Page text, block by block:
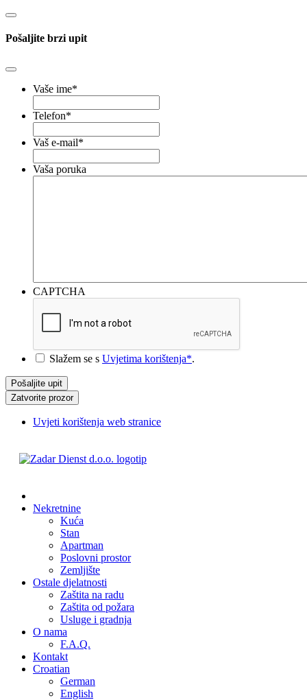
Pošaljite brzi upit
Vaše ime*
Telefon*
Vaš e-mail*
Vaša poruka
CAPTCHA
* Slažem se s Uvjetima korištenja*.
Zatvorite prozor
Uvjeti korištenja web stranice
Nekretnine
Kuća
Stan
Apartman
Poslovni prostor
Zemljište
Ostale djelatnosti
Zaštita na radu
Zaštita od požara
Usluge i gradnja
O nama
F.A.Q.
Kontakt
Croatian
German
English